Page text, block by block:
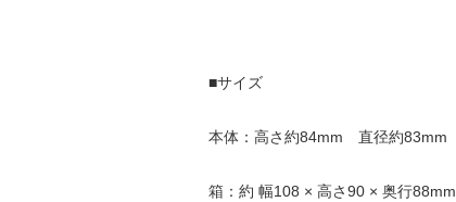
■サイズ
本体：高さ約84mm 直径約83mm
箱：約 幅108 × 高さ90 × 奥行88mm